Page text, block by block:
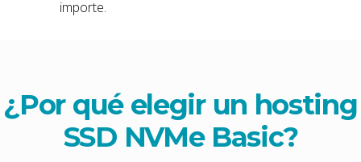
importe.
¿Por qué elegir un hosting
SSD NVMe Basic?